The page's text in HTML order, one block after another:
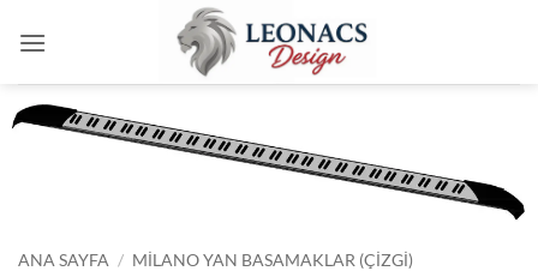
atla
ANA SAYFA / MILANO YAN BASAMAKLAR (ÇIZGI)